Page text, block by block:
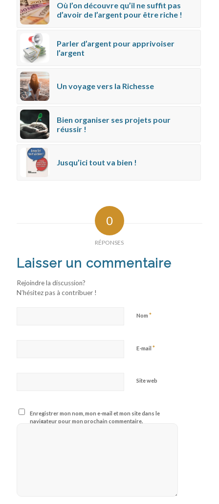
Où l’on découvre qu’il ne suffit pas
d’avoir de l’argent pour être riche !
Parler d’argent pour apprivoiser
l’argent
Un voyage vers la Richesse
Bien organiser ses projets pour
réussir !
Jusqu’ici tout va bien !
0
RÉPONSES
Laisser un commentaire
Rejoindre la discussion?
N’hésitez pas à contribuer !
Nom *
E-mail *
Site web
Enregistrer mon nom, mon e-mail et mon site dans le
navigateur pour mon prochain commentaire.